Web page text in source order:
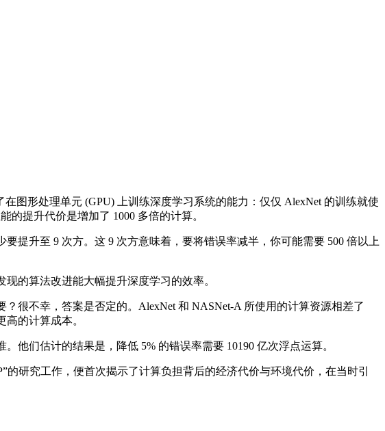
形处理单元 (GPU) 上训练深度学习系统的能力：仅仅 AlexNet 的训练就使
的提升代价是增加了 1000 多倍的计算。
升至 9 次方。这 9 次方意味着，要将错误率减半，你可能需要 500 倍以上
的算法改进能大幅提升深度学习的效率。
不幸，答案是否定的。AlexNet 和 NASNet-A 所使用的计算资源相差了
的计算成本。
们估计的结果是，降低 5% 的错误率需要 10190 亿次浮点运算。
研究工作，便首次揭示了计算负担背后的经济代价与环境代价，在当时引